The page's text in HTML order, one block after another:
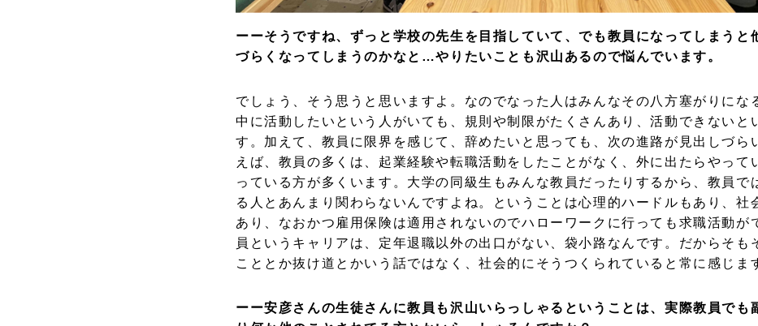
ーーそうですね、ずっと学校の先生を目指していて、でも教員になってしまうと
づらくなってしまうのかなと…やりたいことも沢山あるので悩んでいます。
でしょう、そう思うと思いますよ。なのでなった人はみんなその八方塞がりにな
中に活動したいという人がいても、規則や制限がたくさんあり、活動できないと
す。加えて、教員に限界を感じて、辞めたいと思っても、次の進路が見出しづら
えば、教員の多くは、起業経験や転職活動をしたことがなく、外に出たらやって
っている方が多くいます。大学の同級生もみんな教員だったりするから、教員で
る人とあんまり関わらないんですよね。ということは心理的ハードルもあり、社
あり、なおかつ雇用保険は適用されないのでハローワークに行っても求職活動が
員というキャリアは、定年退職以外の出口がない、袋小路なんです。だからそも
こととか抜け道とかいう話ではなく、社会的にそうつくられていると常に感じま
ーー安彦さんの生徒さんに教員も沢山いらっしゃるということは、実際教員でも